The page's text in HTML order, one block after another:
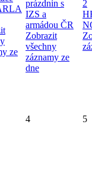
ze
prázdnin s
IZS a
armádou ČR
Zobrazit
všechny
záznamy ze
dne
2
4 5